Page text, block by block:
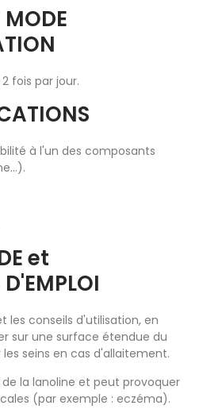
MODE
fois par jour.
à l'un des composants
et
les conseils d'utilisation, en
sur une surface étendue du
seins en cas d'allaitement.
la lanoline et peut provoquer
(par exemple : eczéma).